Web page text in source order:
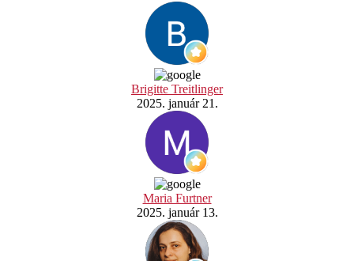
Brigitte Treitlinger
2025. január 21.
Maria Furtner
2025. január 13.